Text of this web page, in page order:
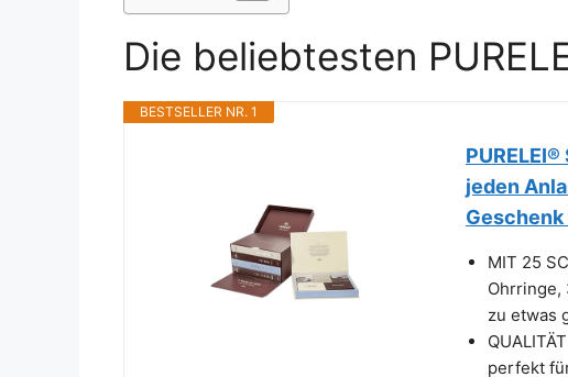
Die beliebtesten
BESTSELLER NR. 1
jeden
MIT 25
Ohrringe,
zu etwas
perfekt